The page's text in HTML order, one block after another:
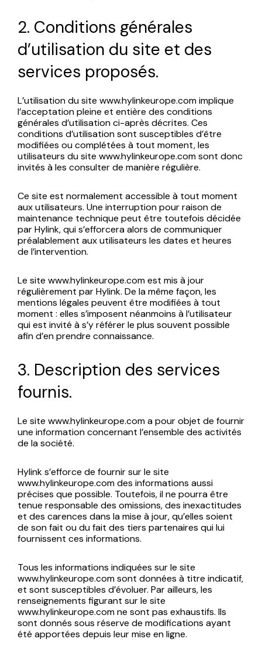
2. Conditions générales
d’utilisation du site et des
services proposés.
L’utilisation du site www.hylinkeurope.com implique
l’acceptation pleine et entière des conditions
générales d’utilisation ci-après décrites. Ces
conditions d’utilisation sont susceptibles d’être
modifiées ou complétées à tout moment, les
utilisateurs du site www.hylinkeurope.com sont donc
invités à les consulter de manière régulière.
Ce site est normalement accessible à tout moment
aux utilisateurs. Une interruption pour raison de
maintenance technique peut être toutefois décidée
par Hylink, qui s’efforcera alors de communiquer
préalablement aux utilisateurs les dates et heures
de l’intervention.
Le site www.hylinkeurope.com est mis à jour
régulièrement par Hylink. De la même façon, les
mentions légales peuvent être modifiées à tout
moment : elles s’imposent néanmoins à l’utilisateur
qui est invité à s’y référer le plus souvent possible
afin d’en prendre connaissance.
3. Description des services
fournis.
Le site www.hylinkeurope.com a pour objet de fournir
une information concernant l’ensemble des activités
de la société.
Hylink s’efforce de fournir sur le site
www.hylinkeurope.com des informations aussi
précises que possible. Toutefois, il ne pourra être
tenue responsable des omissions, des inexactitudes
et des carences dans la mise à jour, qu’elles soient
de son fait ou du fait des tiers partenaires qui lui
fournissent ces informations.
Tous les informations indiquées sur le site
www.hylinkeurope.com sont données à titre indicatif,
et sont susceptibles d’évoluer. Par ailleurs, les
renseignements figurant sur le site
www.hylinkeurope.com ne sont pas exhaustifs. Ils
sont donnés sous réserve de modifications ayant
été apportées depuis leur mise en ligne.